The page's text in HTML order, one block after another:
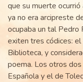
que su muerte
ya no era arcipreste
ocupaba un tal Pedro
exiten tres códices: el
Biblioteca, y
poema. Los otros
Española y el de